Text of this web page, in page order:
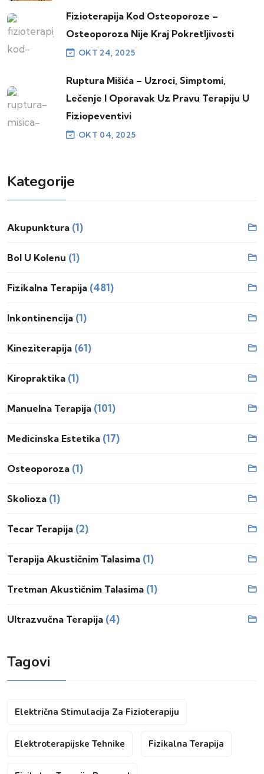
Fizioterapija Kod Osteoporoze –
Osteoporoza Nije Kraj Pokretljivosti
OKT 24, 2025
Ruptura Mišića – Uzroci, Simptomi,
Lečenje I Oporavak Uz Pravu Terapiju U
Fiziopeventivi
OKT 04, 2025
Kategorije
Akupunktura (1)
Bol U Kolenu (1)
Fizikalna Terapija (481)
Inkontinencija (1)
Kineziterapija (61)
Kiropraktika (1)
Manuelna Terapija (101)
Medicinska Estetika (17)
Osteoporoza (1)
Skolioza (1)
Tecar Terapija (2)
Terapija Akustičnim Talasima (1)
Tretman Akustičnim Talasima (1)
Ultrazvučna Terapija (4)
Tagovi
Električna Stimulacija Za Fizioterapiju
Elektroterapijske Tehnike Fizikalna Terapija